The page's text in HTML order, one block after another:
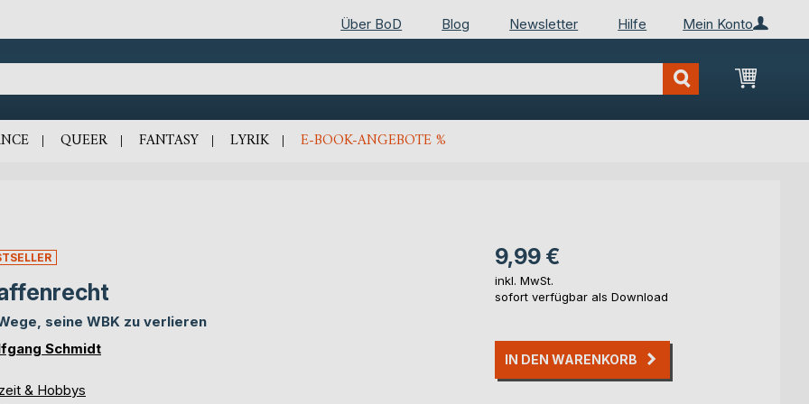
Mein Konto
Über BoD Blog Newsletter Hilfe
Mein
QUEER FANTASY LYRIK E-BOOK-ANGEBOTE %
seine WBK zu verlieren
Schmidt
& Hobbys
9,99 €
inkl. MwSt.
sofort verfügbar als Download
IN DEN WARENKORB